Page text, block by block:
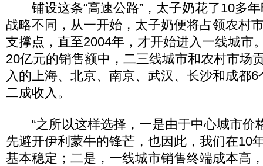
铺设这条“高速公路”，太子奶花了10多年
战略不同，从一开始，太子奶便将占领农村
支撑点，直至2004年，才开始进入一线城市
20亿元的销售额中，二三线城市和农村市场
入的上海、北京、南京、武汉、长沙和成都
二成收入。
“之所以这样选择，一是由于中心城市价
先避开伊利蒙牛的锋芒，也因此，我们在10
基本稳定；二是，一线城市销售终端成本高